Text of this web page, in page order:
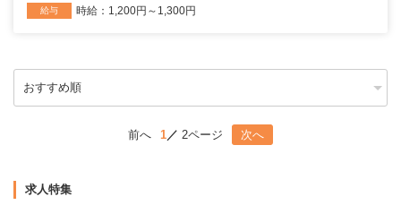
給与 時給：1,200円～1,300円
前へ 1 2ページ 次へ
求人特集